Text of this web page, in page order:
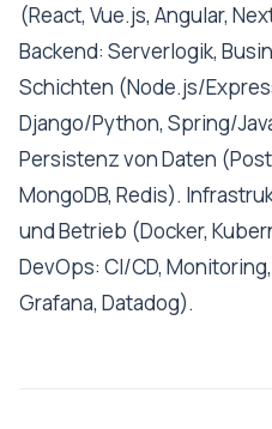
(React, Vue.js, Angular,
Backend: Serverlogik,
Schichten (Node.js/
Django/Python, Spring/
Persistenz von Daten
MongoDB, Redis).
und Betrieb (Docker,
DevOps: CI/CD,
Grafana, Datadog).